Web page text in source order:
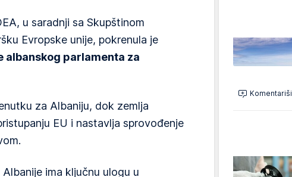
u saradnji sa Skupštinom
Evropske unije, pokrenula je
albanskog parlamenta za
za Albaniju, dok zemlja
EU i nastavlja sprovođenje
ima ključnu ulogu u
Komentariši